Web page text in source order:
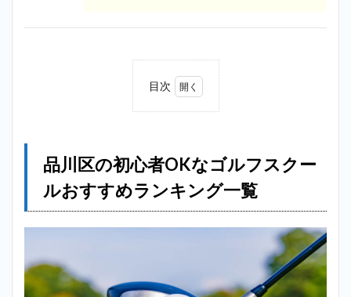
目次
者
なゴ
キン
品川区の初心者OKなゴルフスクー
ルおすすめランキング一覧